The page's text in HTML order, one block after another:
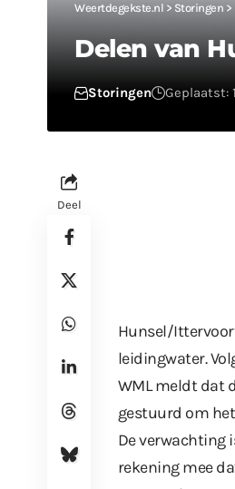
Weertdegekste.nl > Storingen >
Delen van
Storingen Geplaatst:
Deel
Hunsel/
leidingwater.
WML meldt dat
gestuurd om
De verwachting
rekening mee